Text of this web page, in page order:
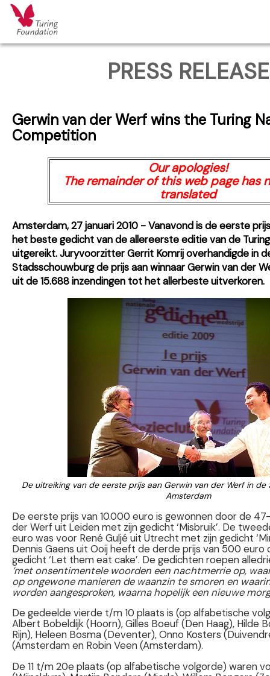
PRESS RELEASE
Gerwin van der Werf wins the Turing
Competition
Our apologies!
The remainder of this web page has
translated
Amsterdam, 27 januari 2010 - Vanavond is de eerste
het beste gedicht van de allereerste editie van de
uitgereikt. Juryvoorzitter Gerrit Komrij overhandigde in
Stadsschouwburg de prijs aan winnaar Gerwin van der
uit de 15.688 inzendingen tot het allerbeste uitverkoren.
De uitreiking van de eerste prijs aan Gerwin van der Werf in de
Amsterdam
De eerste prijs van 10.000 euro is gewonnen door de
der Werf uit Leiden met zijn gedicht ‘Misbruik’. De
euro was voor René Guljé uit Utrecht met zijn gedicht
Dennis Gaens uit Ooij heeft de derde prijs van 500 euro
gedicht ‘Let them eat cake’. De gedichten roepen
‘met onsentimentele woorden een nachtmerrie op,
op ongewone manieren de waanzin te smoren en
worden aangesproken, waarna hopelijk een nieuwe
De gedeelde vierde t/m 10 plaats is (op alfabetische
Albert Bobeldijk (Hoorn), Gilles Boeuf (Den Haag), Hilde
Rijn), Heleen Bosma (Deventer), Onno Kosters
(Amsterdam en Robin Veen (Amsterdam).
De 11 t/m 20e plaats (op alfabetische volgorde) waren